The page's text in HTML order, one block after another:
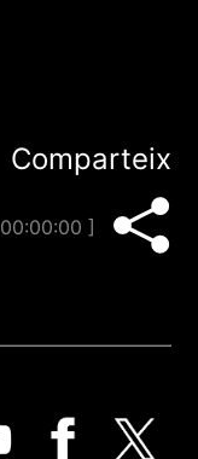
Comparteix
00:00:00 ]